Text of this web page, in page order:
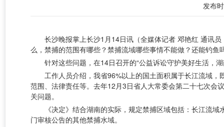
发布
长沙晚报掌上长沙1月14日讯（全媒体记者 邓艳红 通讯
么，禁捕的范围有哪些？禁捕流域哪些事情不能做？还能钓鱼
针对这些问题，在14日召开的“公益诉讼守护美好生活，
工作人员介绍，我省96%以上的国土面积属于长江流域
范围、法律责任等。去年12月3日省人大常委会第二十七次会
关问题。
《决定》结合湖南的实际，规定禁捕区域包括：长江流
门审核公告的其他禁捕水域。